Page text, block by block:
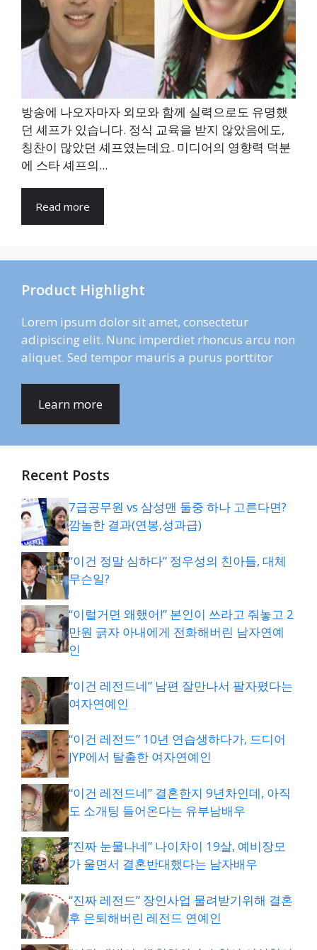
방송에 나오자마자 외모와 함께 실력으로도 유명했
던 셰프가 있습니다. 정식 교육을 받지 않았음에도,
칭찬이 많았던 셰프였는데요. 미디어의 영향력 덕분
에 스타 셰프의...
Read more
Product Highlight
Lorem ipsum dolor sit amet, consectetur
adipiscing elit. Nunc imperdiet rhoncus arcu non
aliquet. Sed tempor mauris a purus porttitor
Learn more
Recent Posts
7급공무원 vs 삼성맨 둘중 하나 고른다면?
깜놀한 결과(연봉,성과급)
“이건 정말 심하다” 정우성의 친아들, 대체
무슨일?
“이럴거면 왜했어!” 본인이 쓰라고 줘놓고 2
만원 긁자 아내에게 전화해버린 남자연예
인
“이건 레전드네” 남편 잘만나서 팔자폈다는
여자연예인
“이건 레전드” 10년 연습생하다가, 드디어
JYP에서 탈출한 여자연예인
“이건 레전드네” 결혼한지 9년차인데, 아직
도 소개팅 들어온다는 유부남배우
“진짜 눈물나네” 나이차이 19살, 예비장모
가 울면서 결혼반대했다는 남자배우
“진짜 레전드” 장인사업 물려받기위해 결혼
후 은퇴해버린 레전드 연예인